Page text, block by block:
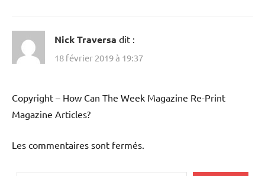
Nick Traversa dit :
18 février 2019 à 19:37
Copyright – How Can The Week Magazine Re-Print
Magazine Articles?
Les commentaires sont fermés.